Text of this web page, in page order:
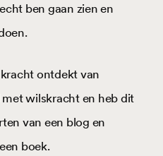
ben gaan zien en
ontdekt van
wilskracht en heb dit
van een blog en
boek.